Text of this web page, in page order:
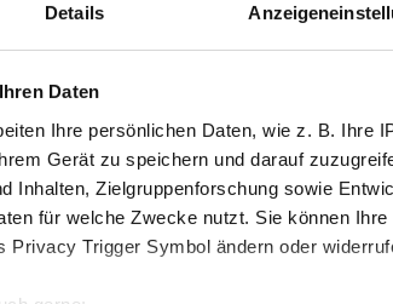
Details
Daten
Ihre persönlichen Daten, wie z. B. Ihre
Gerät zu speichern und darauf
Inhalten, Zielgruppenforschung sowie
für welche Zwecke nutzt. Sie können
Privacy Trigger Symbol ändern oder